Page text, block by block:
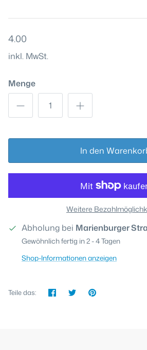
4.00
inkl. MwSt.
Menge
In den
Weitere
Abholung bei Marienburger
Gewöhnlich fertig in 2 - 4 Tagen
Shop-Informationen anzeigen
Teile das: TeilenTwitternPinnen